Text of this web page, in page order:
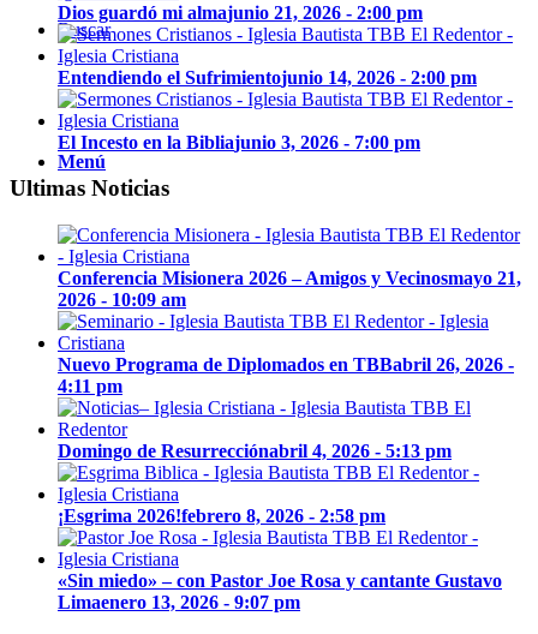
Buscar
Menú
Dios guardó mi almajunio 21, 2026 - 2:00 pm
Entendiendo el Sufrimientojunio 14, 2026 - 2:00 pm
El Incesto en la Bibliajunio 3, 2026 - 7:00 pm
Ultimas Noticias
Conferencia Misionera 2026 – Amigos y Vecinosmayo 21,
2026 - 10:09 am
Nuevo Programa de Diplomados en TBBabril 26, 2026 -
4:11 pm
Domingo de Resurrecciónabril 4, 2026 - 5:13 pm
¡Esgrima 2026!febrero 8, 2026 - 2:58 pm
«Sin miedo» – con Pastor Joe Rosa y cantante Gustavo
Limaenero 13, 2026 - 9:07 pm